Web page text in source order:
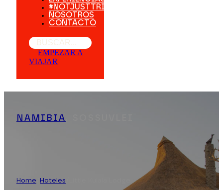
#NOTJUSTTRIPS
NOSOTROS
CONTACTO
Buscar
EMPEZAR A
VIAJAR
NAMIBIA
Home Hoteles